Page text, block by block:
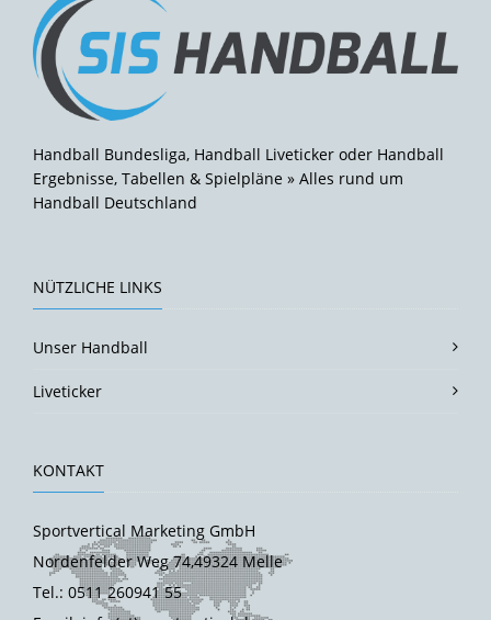
Handball Bundesliga, Handball Liveticker oder Handball
Ergebnisse, Tabellen & Spielpläne » Alles rund um
Handball Deutschland
NÜTZLICHE LINKS
Unser Handball
Liveticker
KONTAKT
Sportvertical Marketing GmbH
Nordenfelder Weg 74,49324 Melle
Tel.: 0511 260941 55